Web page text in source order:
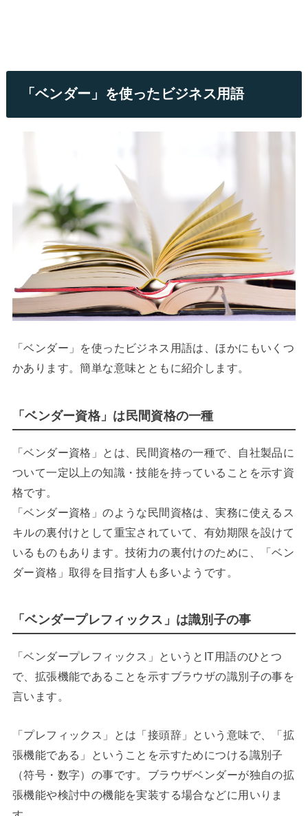
「ベンダー」を使ったビジネス用語
「ベンダー」を使ったビジネス用語は、ほかにもいくつ
かあります。簡単な意味とともに紹介します。
「ベンダー資格」は民間資格の一種
「ベンダー資格」とは、民間資格の一種で、自社製品に
ついて一定以上の知識・技能を持っていることを示す資
格です。
「ベンダー資格」のような民間資格は、実務に使えるス
キルの裏付けとして重宝されていて、有効期限を設けて
いるものもあります。技術力の裏付けのために、「ベン
ダー資格」取得を目指す人も多いようです。
「ベンダープレフィックス」は識別子の事
「ベンダープレフィックス」というとIT用語のひとつ
で、拡張機能であることを示すブラウザの識別子の事を
言います。
「プレフィックス」とは「接頭辞」という意味で、「拡
張機能である」ということを示すためにつける識別子
（符号・数字）の事です。ブラウザベンダーが独自の拡
張機能や検討中の機能を実装する場合などに用いりま